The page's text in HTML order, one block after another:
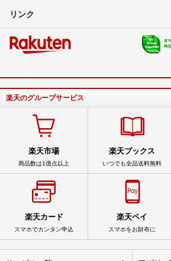
リンク
楽天のグループサービス
楽天市場
商品数は1億点以上
楽天ブックス
いつでも全品送料無料
楽天カード
スマホでカンタン申込
楽天ペイ
スマホをお財布に